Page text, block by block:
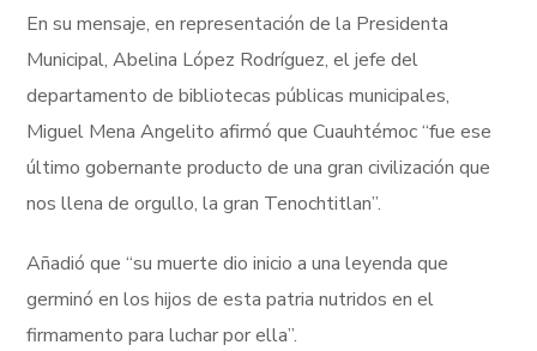
En su mensaje, en representación de la Presidenta
Municipal, Abelina López Rodríguez, el jefe del
departamento de bibliotecas públicas municipales,
Miguel Mena Angelito afirmó que Cuauhtémoc “fue ese
último gobernante producto de una gran civilización que
nos llena de orgullo, la gran Tenochtitlan”.
Añadió que “su muerte dio inicio a una leyenda que
germinó en los hijos de esta patria nutridos en el
firmamento para luchar por ella”.